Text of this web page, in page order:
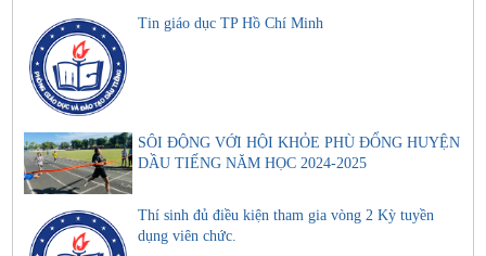
Tin giáo dục TP Hồ Chí Minh
SÔI ĐỘNG VỚI HỘI KHỎE PHÙ ĐỔNG HUYỆN
DẦU TIẾNG NĂM HỌC 2024-2025
Thí sinh đủ điều kiện tham gia vòng 2 Kỳ tuyền
dụng viên chức.